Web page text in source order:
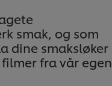
smak, og som
dine smaksløker
fra vår egen